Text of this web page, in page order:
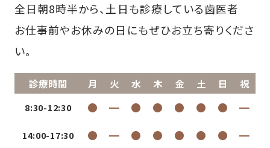
全日朝8時半から、土日も診療している歯医者
お仕事前やお休みの日にもぜひお立ち寄りくださ
い。
診療時間 月 火 水 木 金 土 日 祝
8:30-12:30 ● ━ ● ● ● ● ● ━
14:00-17:30 ● ━ ● ● ● ● ● ━